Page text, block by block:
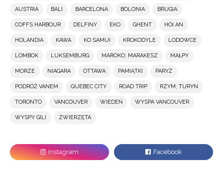
AUSTRIA BALI BARCELONA BOLONIA BRUGIA
COFFS HARBOUR DELFINY EKO GHENT HOI AN
HOLANDIA KAWA KO SAMUI KROKODYLE LODOWCE
LOMBOK LUKSEMBURG MAROKO; MARAKESZ MAŁPY
MORZE NIAGARA OTTAWA PAMIĄTKI PARYŻ
PODRÓŻ VANEM QUEBEC CITY ROAD TRIP RZYM; TURYN
TORONTO VANCOUVER WIEDEŃ WYSPA VANCOUVER
WYSPY GILI ZWIERZĘTA